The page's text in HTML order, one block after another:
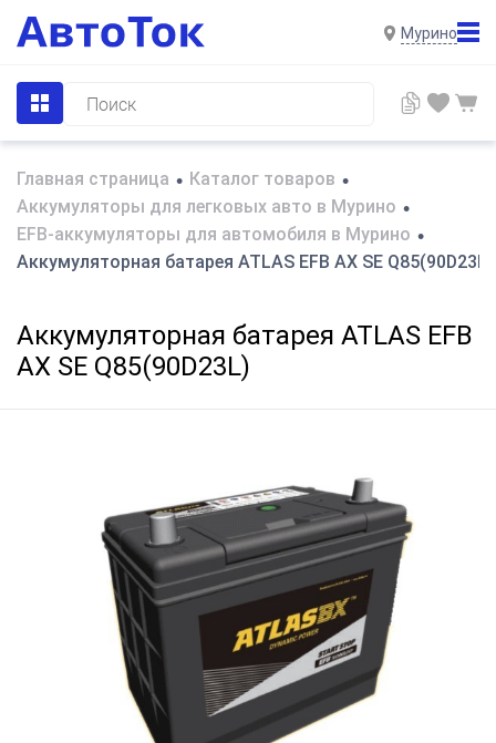
Мурино
Главная страница • Каталог товаров •
Аккумуляторы для легковых авто в Мурино •
EFB-аккумуляторы для автомобиля в Мурино •
Аккумуляторная батарея ATLAS EFB AX SE Q85(90D23L)
Аккумуляторная батарея ATLAS EFB
AX SE Q85(90D23L)